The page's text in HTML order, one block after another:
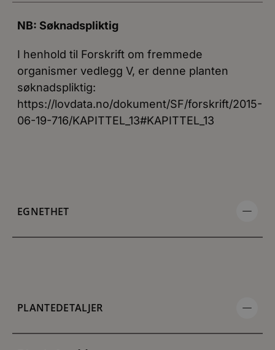
NB: Søknadspliktig
I henhold til Forskrift om fremmede
organismer vedlegg V, er denne planten
søknadspliktig:
https://lovdata.no/dokument/SF/forskrift/2015-
06-19-716/KAPITTEL_13#KAPITTEL_13
EGNETHET
PLANTEDETALJER